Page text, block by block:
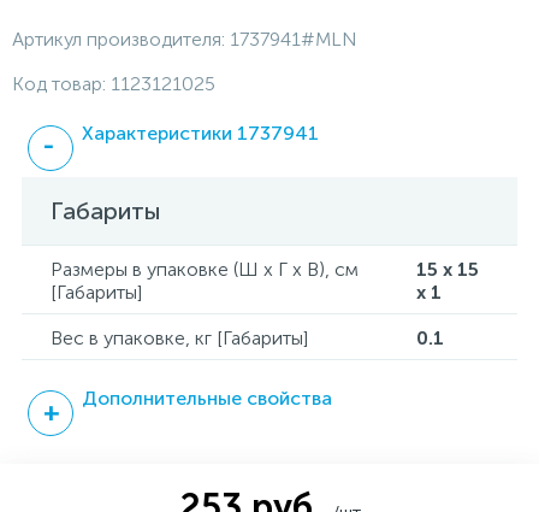
Артикул производителя: 1737941#MLN
Код товар: 1123121025
Характеристики 1737941
Габариты
Размеры в упаковке (Ш x Г x В), см
[Габариты]
15 x 15
x 1
Вес в упаковке, кг [Габариты]
0.1
Дополнительные свойства